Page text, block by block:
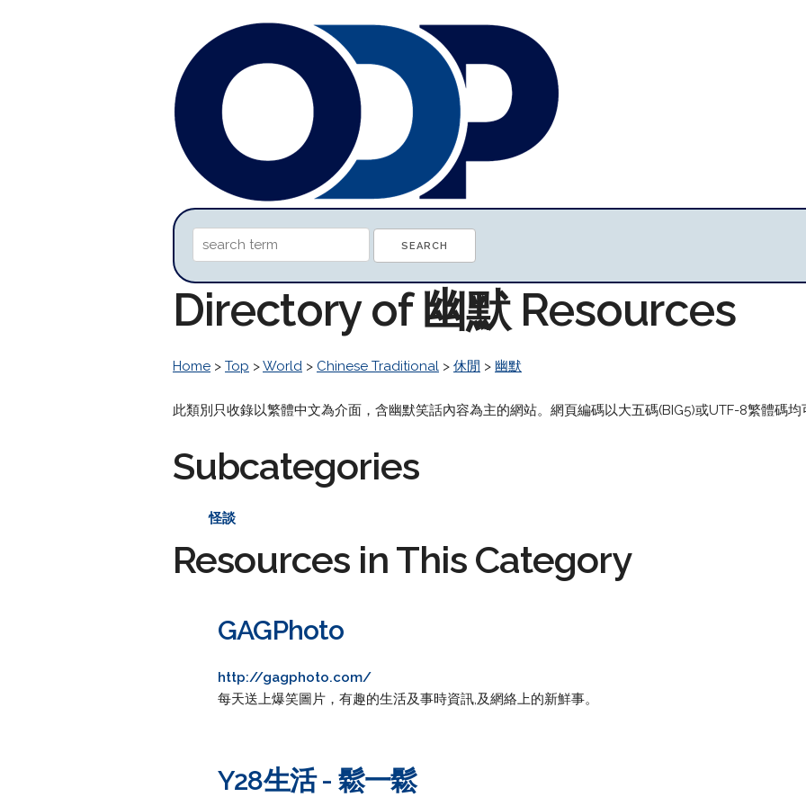
Directory of 幽默 Resources
Home > Top >World > Chinese Traditional > 休閒 > 幽默
此類別只收錄以繁體中文為介面，含幽默笑話內容為主的網站。網頁編碼以大五碼(BIG5)或UTF-8繁體碼均
Subcategories
怪談
Resources in This Category
GAGPhoto
http://gagphoto.com/
每天送上爆笑圖片，有趣的生活及事時資訊,及網絡上的新鮮事。
Y28生活 - 鬆一鬆